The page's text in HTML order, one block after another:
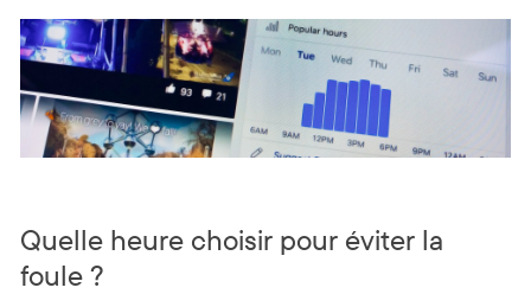
Quelle heure choisir pour éviter la
foule ?